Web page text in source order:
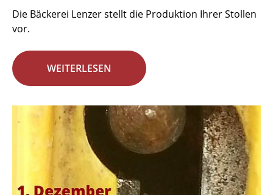
Die Bäckerei Lenzer stellt die Produktion Ihrer Stollen
vor.
WEITERLESEN